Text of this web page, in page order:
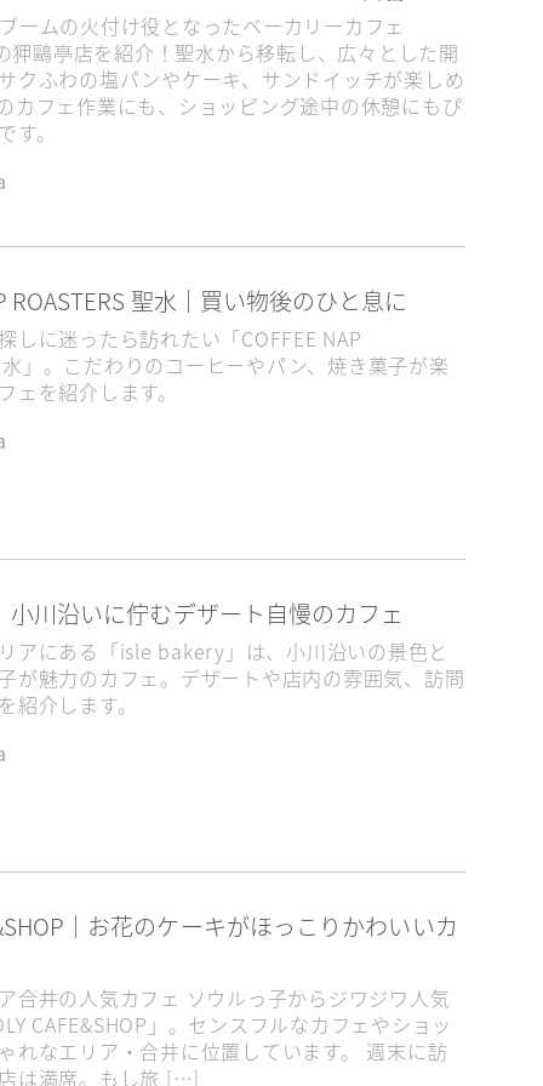
ームの火付け役となったベーカリーカフェ
狎鷗亭店を紹介！聖水から移転し、広々とした開
クふわの塩パンやケーキ、サンドイッチが楽しめ
カフェ作業にも、ショッピング途中の休憩にもぴ
す。
ROASTERS 聖水｜買い物後のひと息に
しに迷ったら訪れたい「COFFEE NAP
水」。こだわりのコーヒーやパン、焼き菓子が楽
ェを紹介します。
小川沿いに佇むデザート自慢のカフェ
アにある「isle bakery」は、小川沿いの景色と
が魅力のカフェ。デザートや店内の雰囲気、訪問
紹介します。
｜お花のケーキがほっこりかわいいカ
合井の人気カフェ ソウルっ子からジワジワ人気
CAFE&SHOP」。センスフルなカフェやショッ
れなエリア・合井に位置しています。 週末に訪
は満席。もし旅 […]